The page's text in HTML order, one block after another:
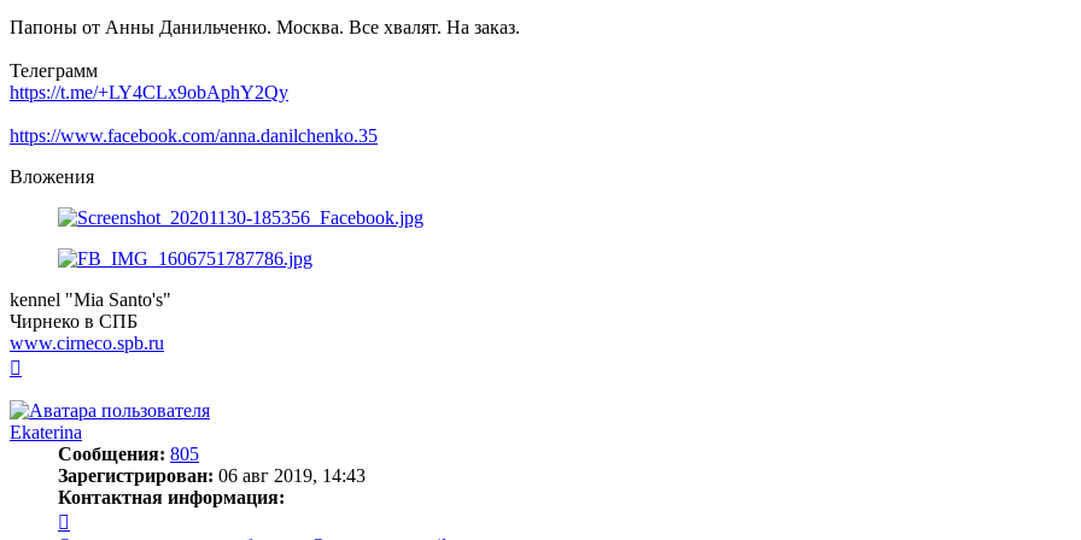
Папоны от Анны Данильченко. Москва. Все хвалят. На заказ.
Телеграмм
https://t.me/+LY4CLx9obAphY2Qy
https://www.facebook.com/anna.danilchenko.35
Вложения
kennel "Mia Santo's"
Чирнеко в СПБ
www.cirneco.spb.ru
началу
Ekaterina
Сообщения: 805
Зарегистрирован: 06 авг 2019, 14:43
Контактная информация: